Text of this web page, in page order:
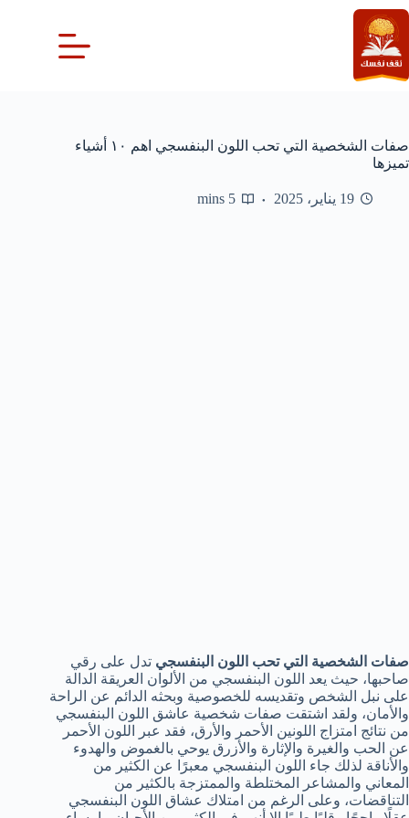
التجاوز
إلى
المحتوى
صفات الشخصية التي تحب اللون البنفسجي اهم ١٠ أشياء
تميزها
19 يناير، 2025 5 mins
صفات الشخصية التي تحب اللون البنفسجي تدل على رقي
صاحبها، حيث يعد اللون البنفسجي من الألوان العريقة الدالة
على نبل الشخص وتقديسه للخصوصية وبحثه الدائم عن الراحة
والأمان، ولقد اشتقت صفات شخصية عاشق اللون البنفسجي
من نتائج امتزاج اللونين الأحمر والأرق، فقد عبر اللون الأحمر
عن الحب والغيرة والإثارة والأزرق يوحي بالغموض والهدوء
والأناقة لذلك جاء اللون البنفسجي معبرًا عن الكثير من
المعاني والمشاعر المختلطة والممتزجة بالكثير من
التناقضات، وعلى الرغم من امتلاك عشاق اللون البنفسجي